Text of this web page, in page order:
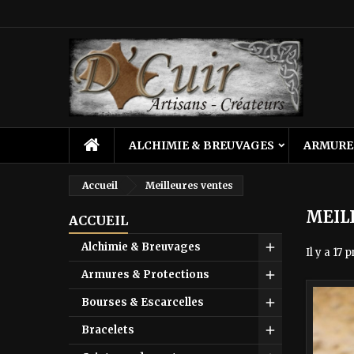
ALCHIMIE & BREUVAGES
Accueil Meilleures ventes
ACCUEIL
Alchimie & Breuvages
Armures & Protections
Bourses & Escarcelles
Bracelets
Il y a 17